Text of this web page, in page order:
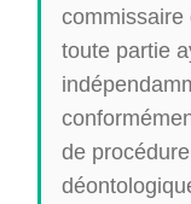
commissaire
toute partie
de